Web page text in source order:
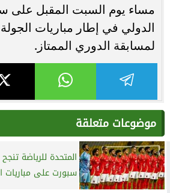
مساء يوم السبت المقبل على
الدولي في إطار مباريات
لمسابقة الدوري الممتاز.
موضوعات متعلقة
المتحدة للرياضة
سبورت على